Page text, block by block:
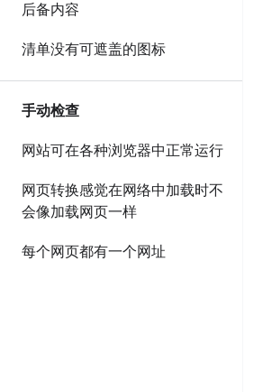
后备内容
清单没有可遮盖的图标
手动检查
网站可在各种浏览器中正常运行
网页转换感觉在网络中加载时不
会像加载网页一样
每个网页都有一个网址